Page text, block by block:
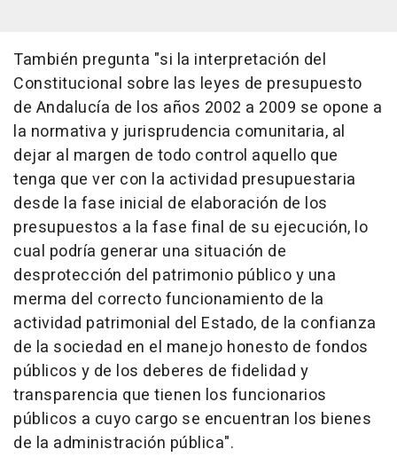
También pregunta "si la interpretación del
Constitucional sobre las leyes de presupuesto
de Andalucía de los años 2002 a 2009 se opone a
la normativa y jurisprudencia comunitaria, al
dejar al margen de todo control aquello que
tenga que ver con la actividad presupuestaria
desde la fase inicial de elaboración de los
presupuestos a la fase final de su ejecución, lo
cual podría generar una situación de
desprotección del patrimonio público y una
merma del correcto funcionamiento de la
actividad patrimonial del Estado, de la confianza
de la sociedad en el manejo honesto de fondos
públicos y de los deberes de fidelidad y
transparencia que tienen los funcionarios
públicos a cuyo cargo se encuentran los bienes
de la administración pública".